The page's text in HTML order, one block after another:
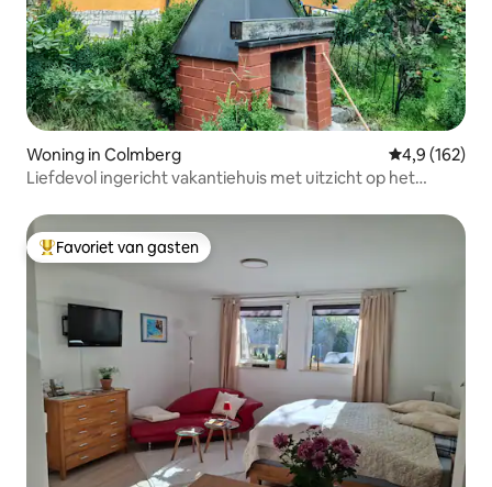
Woning in Colmberg Gemiddelde
4,9 (162)
Liefdevol ingericht vakantiehuis met uitzicht op het
Topfavoriet van gasten
Favoriet van gasten